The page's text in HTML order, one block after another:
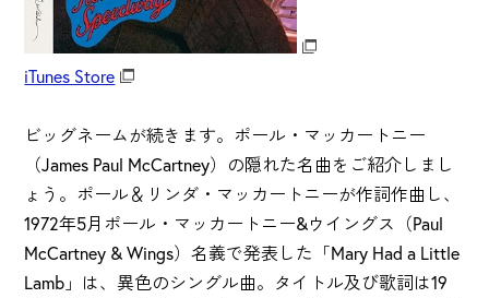
iTunes Store
ビッグネームが続きます。ポール・マッカートニー
（James Paul McCartney）の隠れた名曲をご紹介しまし
ょう。ポール＆リンダ・マッカートニーが作詞作曲し、
1972年5月ポール・マッカートニー&ウイングス（Paul
McCartney & Wings）名義で発表した「Mary Had a Little
Lamb」は、異色のシングル曲。タイトル及び歌詞は19